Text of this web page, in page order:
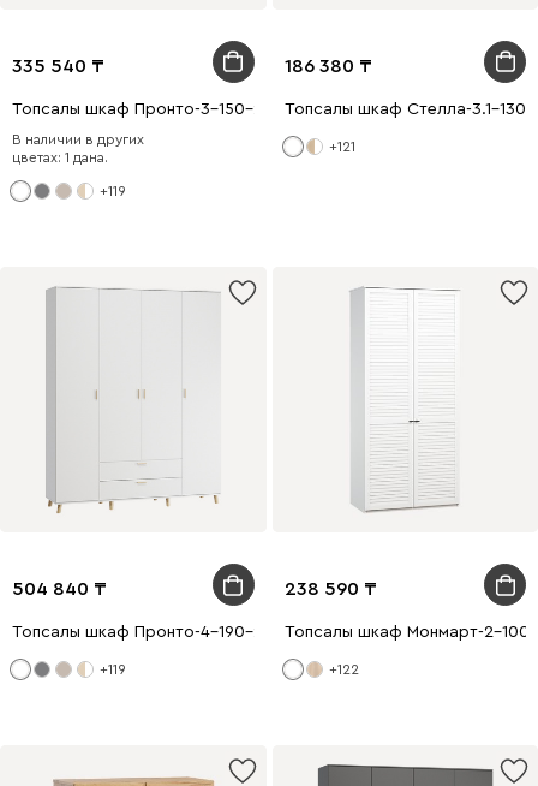
335 540
Топсалы шкаф Пронто-3-150-220 Ақ
В наличии в других
цветах: 1 дана.
+119
186 380
Топсалы шкаф Стелла-3.1-130-
+121
504 840
Топсалы шкаф Пронто-4-190-240 Ақ
+119
238 590
Топсалы шкаф Монмарт-2-100-
+122